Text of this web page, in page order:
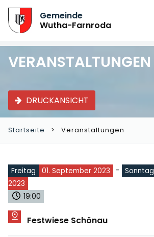
Gemeinde
Wutha-Farnroda
VERANSTALTUNGEN
DRUCKANSICHT
Startseite Veranstaltungen
Freitag 01. September 2023 - Sonntag
2023
19:00
Festwiese Schönau